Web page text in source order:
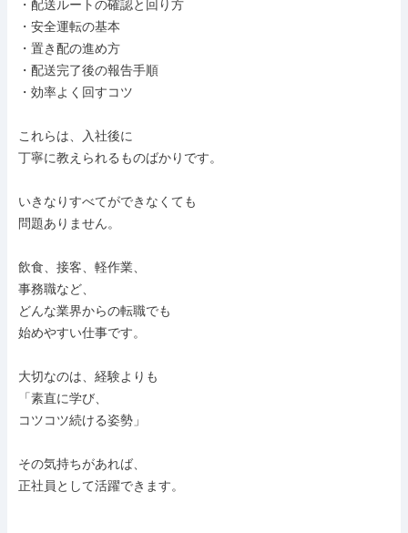
・配送ルートの確認と回り方
・安全運転の基本
・置き配の進め方
・配送完了後の報告手順
・効率よく回すコツ
これらは、入社後に
丁寧に教えられるものばかりです。
いきなりすべてができなくても
問題ありません。
飲食、接客、軽作業、
事務職など、
どんな業界からの転職でも
始めやすい仕事です。
大切なのは、経験よりも
「素直に学び、
コツコツ続ける姿勢」
その気持ちがあれば、
正社員として活躍できます。